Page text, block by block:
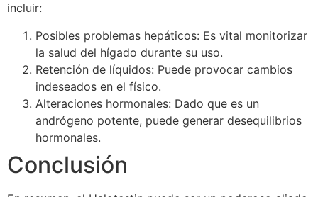
incluir:
Posibles problemas hepáticos: Es vital monitorizar
la salud del hígado durante su uso.
Retención de líquidos: Puede provocar cambios
indeseados en el físico.
Alteraciones hormonales: Dado que es un
andrógeno potente, puede generar desequilibrios
hormonales.
Conclusión